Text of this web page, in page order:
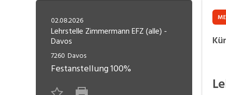
Freelance
Lehrstelle
Engineering, Technik, Architektur
Gastronomie, Hotellerie,
Tourismus, Lebensmittel
Informatik, Telekommunikation
02.08.2026
Lehrstelle Zimmermann EFZ (alle) -
Davos
7260 Davos
Festanstellung100%